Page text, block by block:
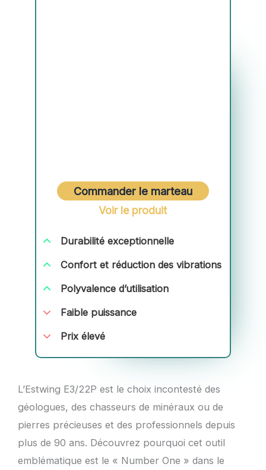
Commander le marteau
Voir le produit
Durabilité exceptionnelle
Confort et réduction des vibrations
Polyvalence d’utilisation
Faible puissance
Prix élevé
L’Estwing E3/22P est le choix incontesté des
géologues, des chasseurs de minéraux ou de
pierres précieuses et des professionnels depuis
plus de 90 ans. Découvrez pourquoi cet outil
emblématique est le « Number One » dans le